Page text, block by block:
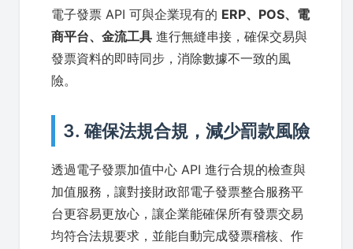
電子發票 API 可與企業現有的 ERP、POS、電
商平台、金流工具 進行無縫串接，確保交易與
發票資料的即時同步，消除數據不一致的風
險。
3. 確保法規合規，減少罰款風險
透過電子發票加值中心 API 進行合規的檢查與
加值服務，讓對接財政部電子發票整合服務平
台更容易更放心，讓企業能確保所有發票交易
均符合法規要求，並能自動完成發票稽核、作